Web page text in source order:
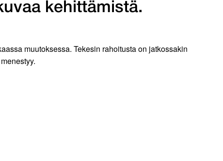
kehittämistä.
muutoksessa. Tekesin rahoitusta on jatkossakin